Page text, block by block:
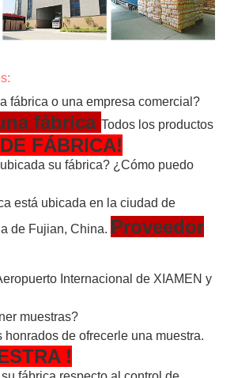
fábrica o una empresa comercial?
fábrica Todos los productos
FÁBRICA!
su fábrica? ¿Cómo puedo
está ubicada en la ciudad de
de Fujian, China. Proveedor
Internacional de XIAMEN y
muestras?
honrados de ofrecerle una muestra.
!